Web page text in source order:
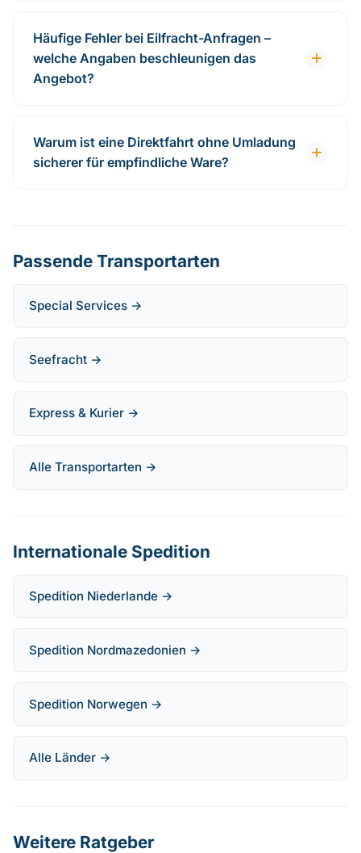
Häufige Fehler bei Eilfracht-Anfragen –
welche Angaben beschleunigen das
Angebot?
Warum ist eine Direktfahrt ohne Umladung
sicherer für empfindliche Ware?
Passende Transportarten
Special Services →
Seefracht →
Express & Kurier →
Alle Transportarten →
Internationale Spedition
Spedition Niederlande →
Spedition Nordmazedonien →
Spedition Norwegen →
Alle Länder →
Weitere Ratgeber